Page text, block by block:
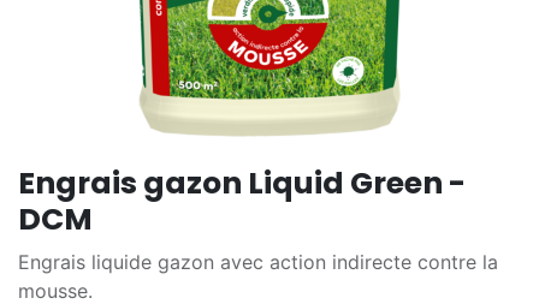
Engrais gazon Liquid Green -
DCM
Engrais liquide gazon avec action indirecte contre la
mousse.